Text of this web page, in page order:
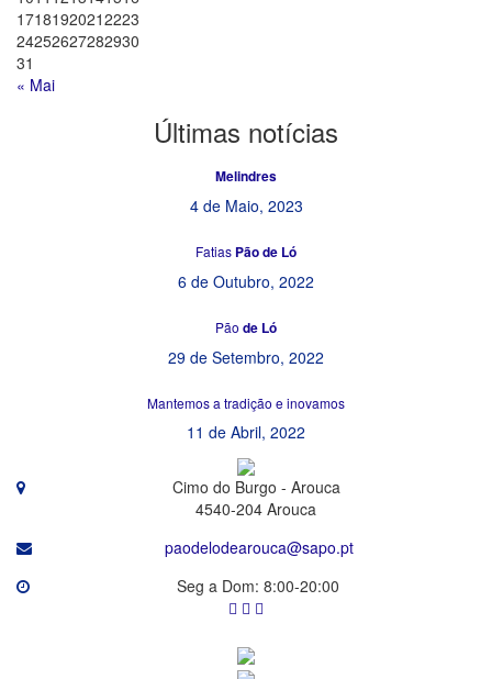
17181920212223
24252627282930
31
« Mai
Últimas notícias
Melindres
4 de Maio, 2023
Fatias Pão de Ló
6 de Outubro, 2022
Pão de Ló
29 de Setembro, 2022
Mantemos a tradição e inovamos
11 de Abril, 2022
Cimo do Burgo - Arouca
4540-204 Arouca
paodelodearouca@sapo.pt
Seg a Dom: 8:00-20:00